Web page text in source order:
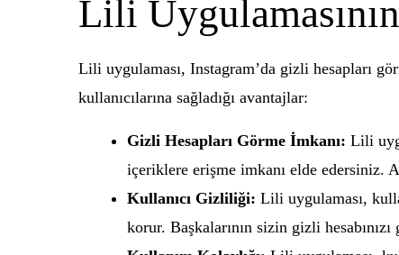
Lili
Lili uygulaması, Instagram’da gizli hesapları
kullanıcılarına sağladığı avantajlar:
Gizli Hesapları Görme İmkanı: Lili
içeriklere erişme imkanı elde edersiniz.
Kullanıcı Gizliliği: Lili uygulaması,
korur. Başkalarının sizin gizli